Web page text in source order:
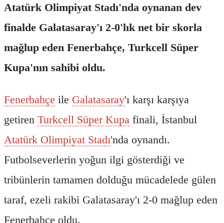
Atatürk Olimpiyat Stadı'nda oynanan dev
finalde Galatasaray'ı 2-0'lık net bir skorla
mağlup eden Fenerbahçe, Turkcell Süper
Kupa'nın sahibi oldu.
Fenerbahçe ile Galatasaray'ı karşı karşıya
getiren Turkcell Süper Kupa finali, İstanbul
Atatürk Olimpiyat Stadı'nda oynandı.
Futbolseverlerin yoğun ilgi gösterdiği ve
tribünlerin tamamen dolduğu mücadelede gülen
taraf, ezeli rakibi Galatasaray'ı 2-0 mağlup eden
Fenerbahçe oldu.